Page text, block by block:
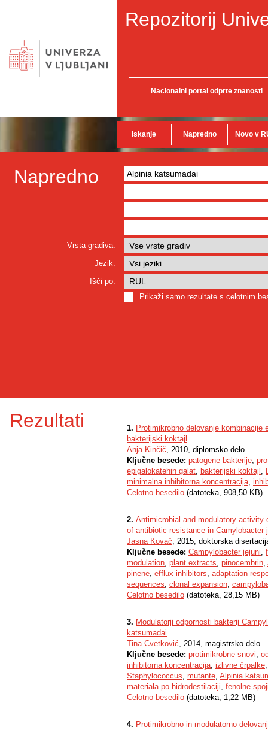
Repozitorij
Nacionalni portal odprte znanosti
Iskanje Napredno Novo v
Napredno
Vrsta gradiva:
Jezik:
Išči po:
Prikaži samo rezultate s celotnim
Rezultati 1. Protimikrobno delovanje kombinacije
bakterijski koktajl
Anja Kinčič, 2010, diplomsko delo
Ključne besede: patogene bakterije,
epigalokatehin galat, bakterijski koktajl ,
minimalna inhibitorna koncentracija,
Celotno besedilo (datoteka, 908,50 KB)
2. Antimicrobial and modulatory
of antibiotic resistance in Camylobacter
Jasna Kovač, 2015, doktorska
Ključne besede: Campylobacter jejuni,
modulation, plant extracts, pinocembrin,
pinene, efflux inhibitors, adaptation
sequences, clonal expansion,
Celotno besedilo (datoteka, 28,15 MB)
3. Modulatorji odpornosti bakterij
katsumadai
Tina Cvetković, 2014, magistrsko delo
Ključne besede: protimikrobne snovi,
inhibitorna koncentracija, izlivne črpalke
Staphylococcus, mutante, Alpinia
materiala po hidrodestilaciji, fenolne
Celotno besedilo (datoteka, 1,22 MB)
4. Protimikrobno in modulatorno